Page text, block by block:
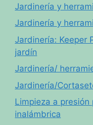
Jardinería y
Jardinería y
Jardinería: Keeper
jardín
Jardinería/
Jardinería/
Limpieza a
inalámbrica